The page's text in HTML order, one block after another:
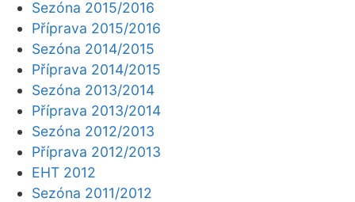
Sezóna 2015/2016
Příprava 2015/2016
Sezóna 2014/2015
Příprava 2014/2015
Sezóna 2013/2014
Příprava 2013/2014
Sezóna 2012/2013
Příprava 2012/2013
EHT 2012
Sezóna 2011/2012